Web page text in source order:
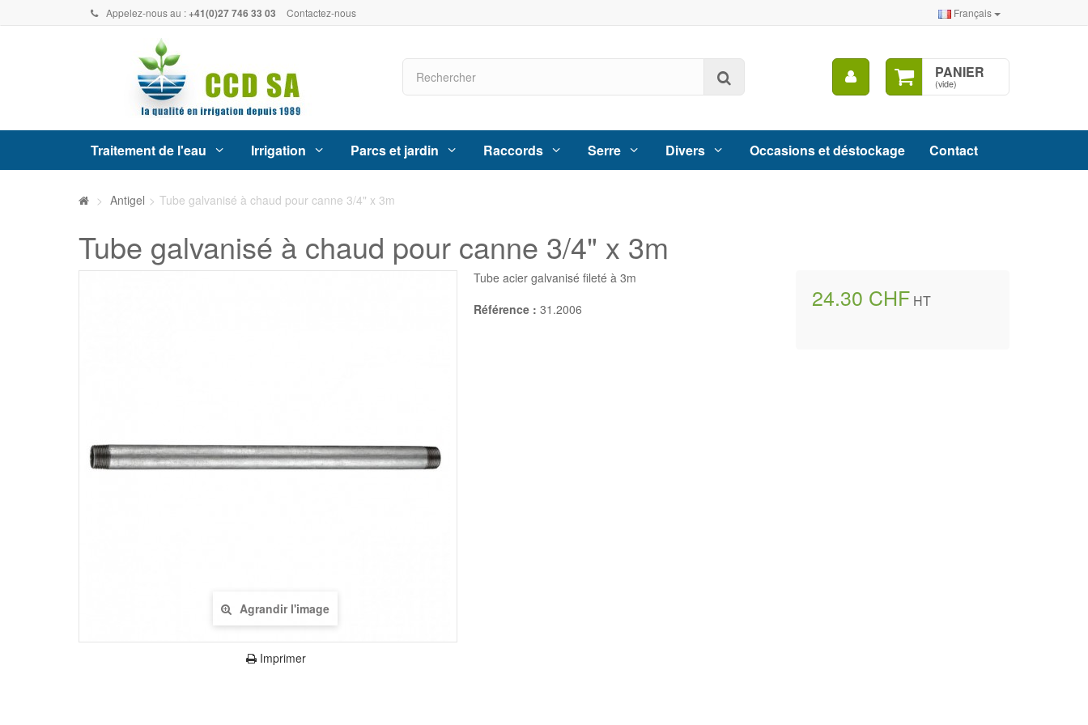
Appelez-nous au :+41(0)27 746 33 03 Contactez-nous Français
PANIER
(vide)
Mon
compte
Traitement de l'eau Irrigation Parcs et jardin Raccords Serre Divers Occasions et déstockage Contact
> Antigel > Tube galvanisé à chaud pour canne 3/4" x 3m
Tube galvanisé à chaud pour canne 3/4" x 3m
Agrandir l'image
Imprimer
24.30 CHF HT
Tube acier galvanisé fileté à 3m
Référence : 31.2006